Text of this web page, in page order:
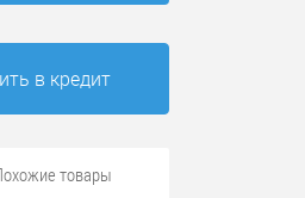
в кредит
товары